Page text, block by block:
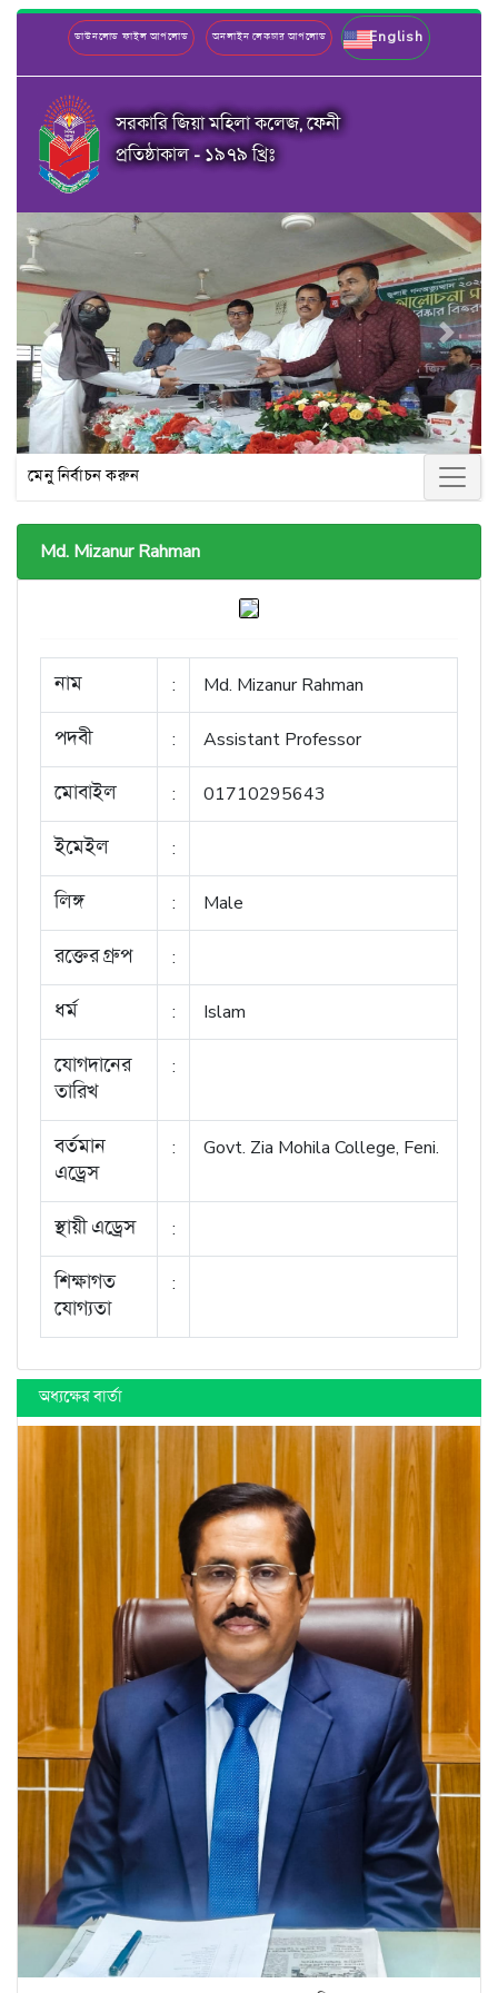
ডাউনলোড ফাইল আপলোড অনলাইন লেকচার আপলোড English
সরকারি জিয়া মহিলা কলেজ, ফেনী
প্রতিষ্ঠাকাল - ১৯৭৯ খ্রিঃ
Previous Next
মেনু নির্বাচন করুন
Md. Mizanur Rahman
নাম : Md. Mizanur Rahman
পদবী : Assistant Professor
মোবাইল : 01710295643
ইমেইল :
লিঙ্গ : Male
রক্তের গ্রুপ :
ধর্ম : Islam
যোগদানের
তারিখ
:
বর্তমান
এড্রেস
: Govt. Zia Mohila College, Feni.
স্থায়ী এড্রেস :
শিক্ষাগত
যোগ্যতা
:
অধ্যক্ষের বার্তা